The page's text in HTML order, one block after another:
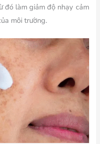
đó làm giảm độ nhạy cảm
môi trường.